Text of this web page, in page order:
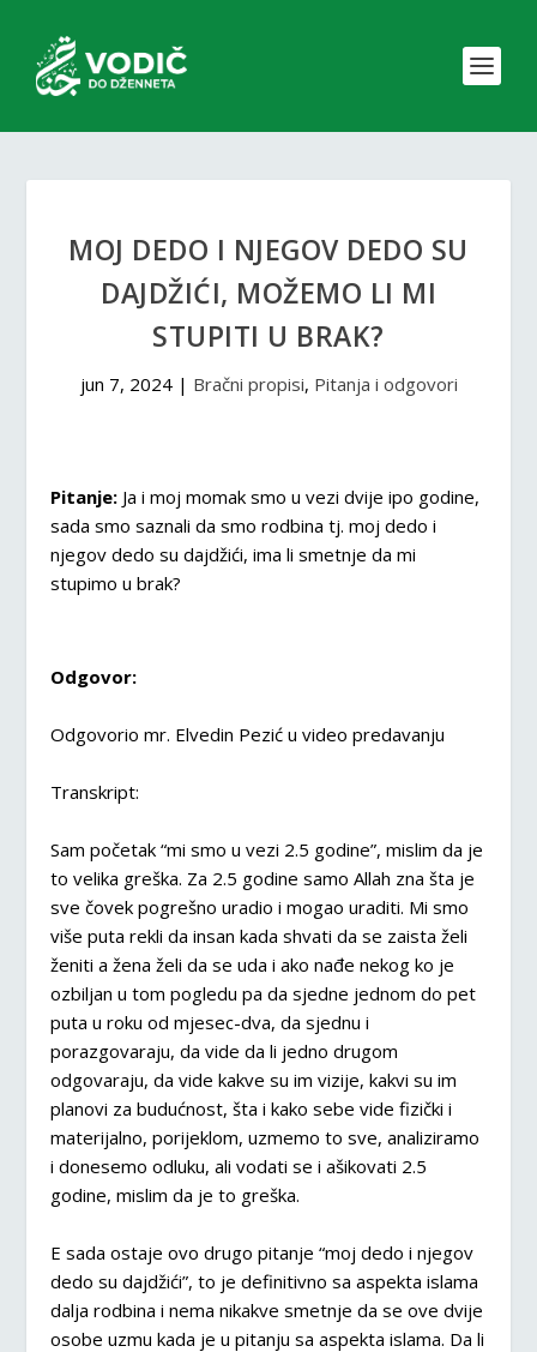
MOJ DEDO I NJEGOV DEDO SU
DAJDŽIĆI, MOŽEMO LI MI
STUPITI U BRAK?
jun 7, 2024| Bračni propisi, Pitanja i odgovori
Pitanje: Ja i moj momak smo u vezi dvije ipo godine,
sada smo saznali da smo rodbina tj. moj dedo i
njegov dedo su dajdžići, ima li smetnje da mi
stupimo u brak?
Odgovor:
Odgovorio mr. Elvedin Pezić u video predavanju
Transkript:
Sam početak “mi smo u vezi 2.5 godine”, mislim da je
to velika greška. Za 2.5 godine samo Allah zna šta je
sve čovek pogrešno uradio i mogao uraditi. Mi smo
više puta rekli da insan kada shvati da se zaista želi
ženiti a žena želi da se uda i ako nađe nekog ko je
ozbiljan u tom pogledu pa da sjedne jednom do pet
puta u roku od mjesec-dva, da sjednu i
porazgovaraju, da vide da li jedno drugom
odgovaraju, da vide kakve su im vizije, kakvi su im
planovi za budućnost, šta i kako sebe vide fizički i
materijalno, porijeklom, uzmemo to sve, analiziramo
i donesemo odluku, ali vodati se i ašikovati 2.5
godine, mislim da je to greška.
E sada ostaje ovo drugo pitanje “moj dedo i njegov
dedo su dajdžići”, to je definitivno sa aspekta islama
dalja rodbina i nema nikakve smetnje da se ove dvije
osobe uzmu kada je u pitanju sa aspekta islama. Da li